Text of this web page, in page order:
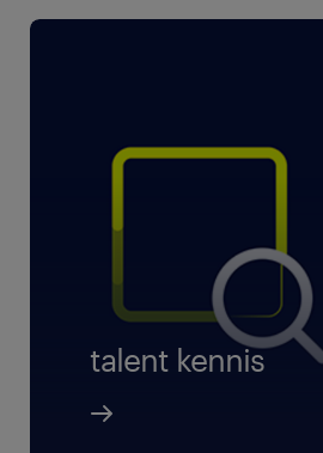
talent kennis